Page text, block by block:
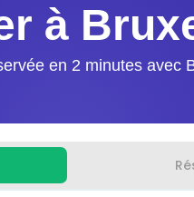
à
en 2 minutes avec